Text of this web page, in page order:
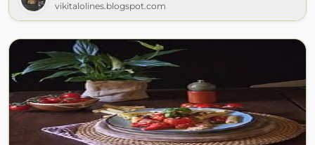
vikitalolines.blogspot.com